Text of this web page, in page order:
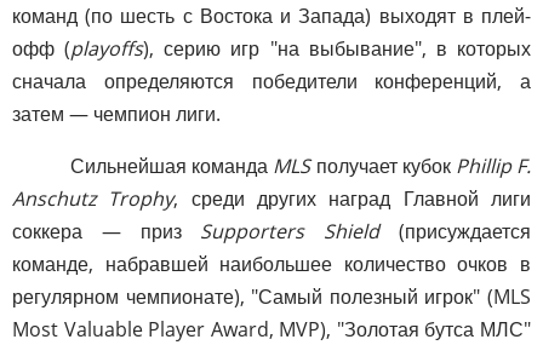
команд (по шесть с Востока и Запада) выходят в плей-
офф (playoffs), серию игр "на выбывание", в которых
сначала определяются победители конференций, а
затем — чемпион лиги.
Сильнейшая команда MLSполучает кубок Phillip F.
Anschutz Trophy, среди других наград Главной лиги
соккера — приз Supporters Shield(присуждается
команде, набравшей наибольшее количество очков в
регулярном чемпионате), "Самый полезный игрок" (MLS
Most Valuable Player Award, MVP), "Золотая бутса МЛС"